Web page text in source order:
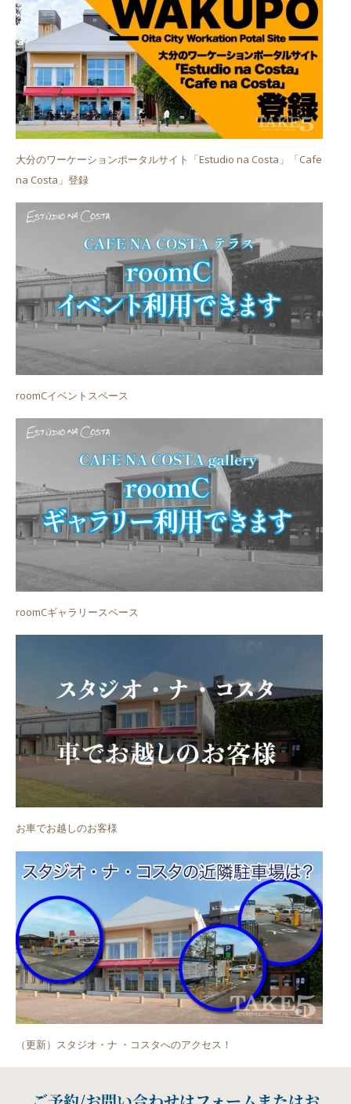
大分のワーケーションポータルサイト「Estudio na Costa」「Cafe
na Costa」登録
roomCイベントスペース
roomCギャラリースペース
お車でお越しのお客様
（更新）スタジオ・ナ ・コスタへのアクセス！